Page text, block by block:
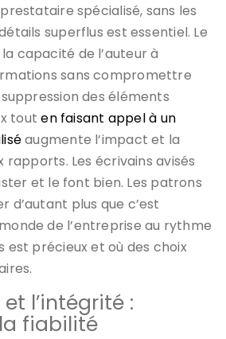
spécialisé, sans les
superflus est essentiel. Le
capacité de l’auteur à
sans compromettre
des éléments
touten faisant appel à un
augmente l’impact et la
rapports. Les écrivains avisés
et le font bien. Les patrons
d’autant plus que c’est
de l’entreprise au rythme
est précieux et où des choix
l’intégrité :
fiabilité